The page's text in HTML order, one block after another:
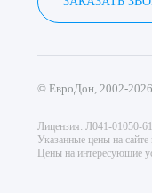
© ЕвроДон, 2002-2026
Лицензия: Л041-01050-
Указанные цены на
Цены на интересующие